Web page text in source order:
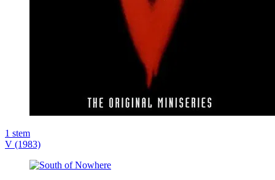
1 stem
V (1983)